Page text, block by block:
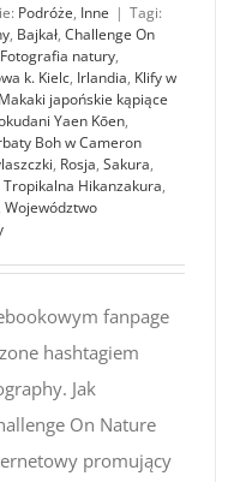
Podróże, Inne | Tagi:
, Bajkał, Challenge On
Fotografia natury,
k. Kielc, Irlandia, Klify w
Makaki japońskie kąpiące
Yaen Kōen,
Boh w Cameron
, Rosja, Sakura,
Tropikalna Hikanzakura,
Województwo
fanpage
hashtagiem
Jak
On Nature
promujący